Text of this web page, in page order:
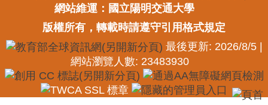
網站維運：國立陽明交通大學
版權所有，轉載時請遵守引用格式規定
最後更新: 2026/8/5 |
網站瀏覽人數: 23483930